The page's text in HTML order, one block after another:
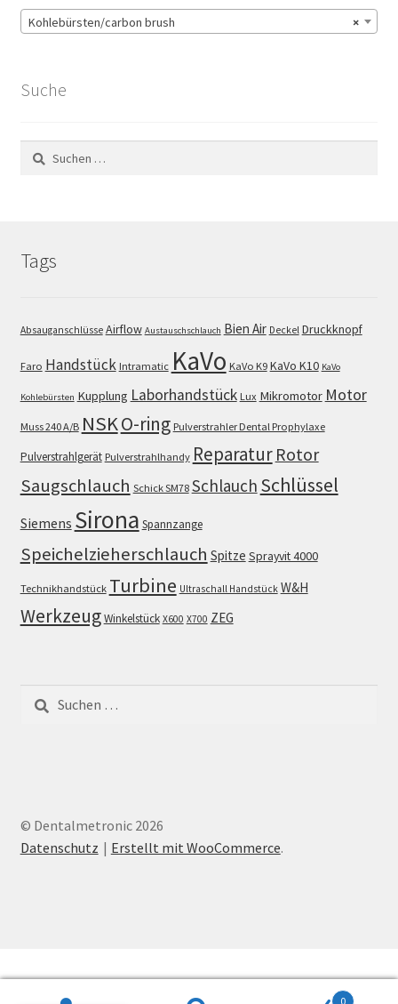
×
Kohlebürsten/carbon brush
Suche
Suchen
nach:
Tags
Absauganschlüsse Airflow Austauschschlauch Bien Air Deckel Druckknopf
Faro Handstück Intramatic KaVo KaVo K9 KaVo K10 KaVo
Kohlebürsten Kupplung Laborhandstück Lux Mikromotor Motor
Muss 240 A/B NSKO-ring Pulverstrahler Dental Prophylaxe
Pulverstrahlgerät Pulverstrahlhandy Reparatur Rotor
Saugschlauch Schick SM78 Schlauch Schlüssel
Siemens Sirona Spannzange
Speichelzieherschlauch Spitze Sprayvit 4000
Technikhandstück Turbine Ultraschall Handstück W&H
WerkzeugWinkelstück X600 X700 ZEG
nach:
© Dentalmetronic 2026
Datenschutz
Erstellt mit WooCommerce.
0